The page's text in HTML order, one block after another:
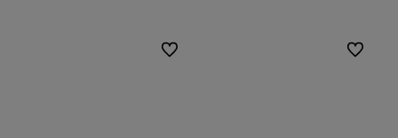
Do ulubionych Do